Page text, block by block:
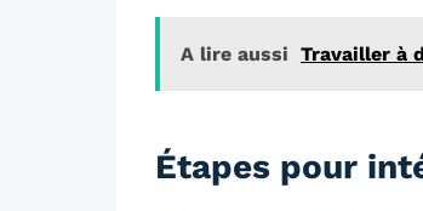
A lire aussi Travailler à
Étapes pour